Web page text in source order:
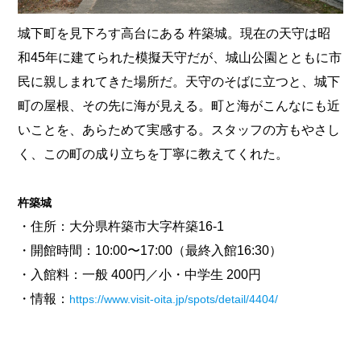
城下町を見下ろす高台にある 杵築城。現在の天守は昭
和45年に建てられた模擬天守だが、城山公園とともに市
民に親しまれてきた場所だ。天守のそばに立つと、城下
町の屋根、その先に海が見える。町と海がこんなにも近
いことを、あらためて実感する。スタッフの方もやさし
く、この町の成り立ちを丁寧に教えてくれた。
杵築城
・住所：大分県杵築市大字杵築16-1
・開館時間：10:00〜17:00（最終入館16:30）
・入館料：一般 400円／小・中学生 200円
・情報： https://www.visit-oita.jp/spots/detail/4404/